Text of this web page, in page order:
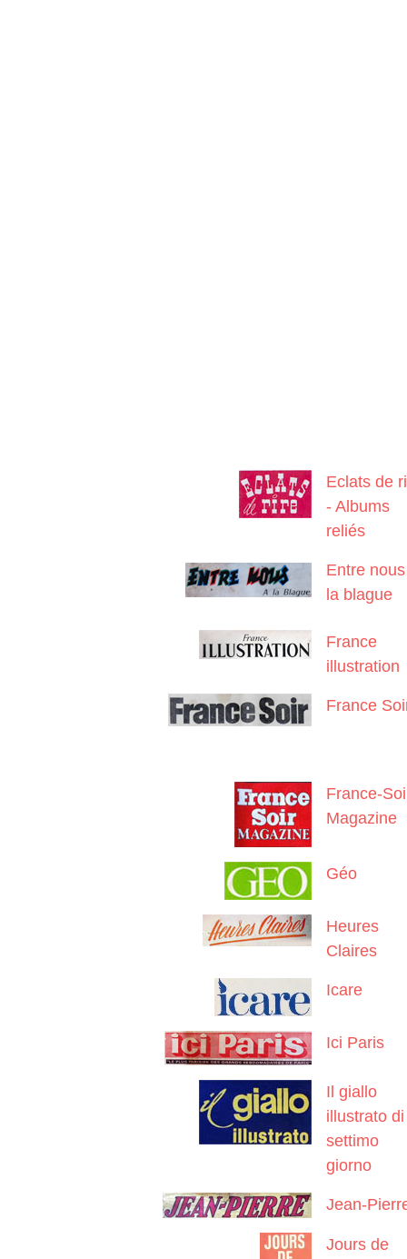
Eclats de
- Albums
reliés
Entre nous
la blague
France
illustration
France
France-
Magazine
Géo
Heures
Claires
Icare
Ici Paris
Il giallo
illustrato di
settimo
giorno
Jean-
Jours de